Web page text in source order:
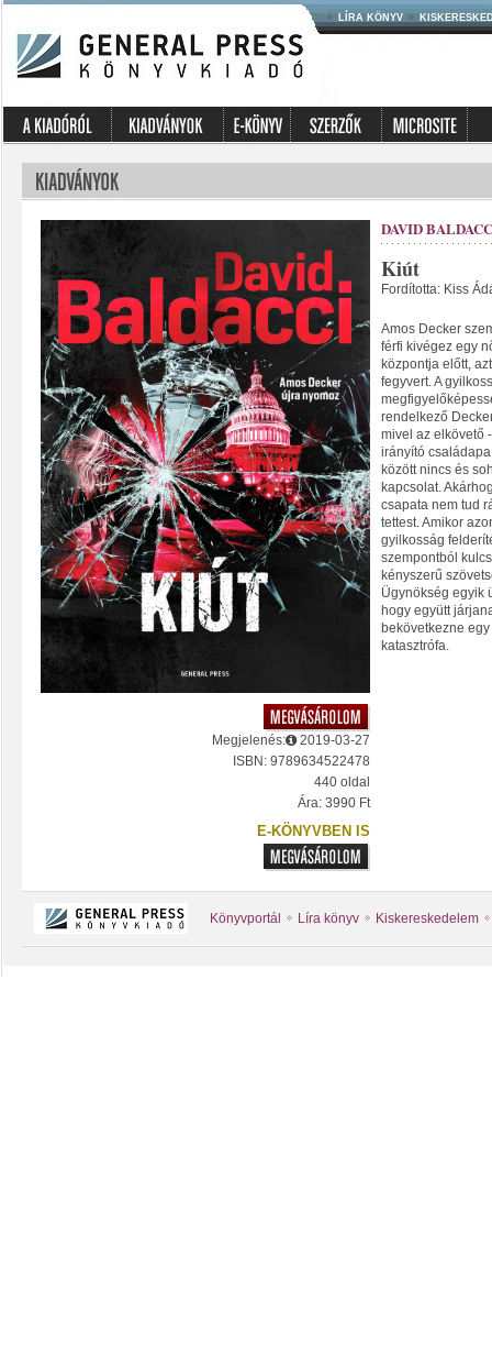
LÍRA KÖNYV
Megjelenés:
2019-03-27
ISBN: 9789634522478
440 oldal
Ára: 3990 Ft
E-KÖNYVBEN IS
DAVID
Kiút
Fordította: Kiss
Amos Decker
férfi kivégez egy
központja előtt,
fegyvert. A
rendelkező
mivel az elkövető
irányító
között nincs és
kapcsolat.
csapata nem tud
tettest. Amikor
gyilkosság
szempontból
kényszerű
Ügynökség egyik
hogy együtt
bekövetkezne
katasztrófa.
Könyvportál Líra könyv Kiskereskedelem